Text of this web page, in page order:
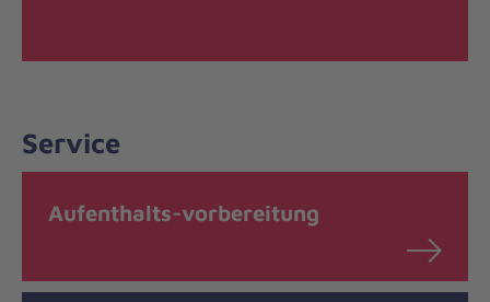
Service
Aufenthalts-vorbereitung